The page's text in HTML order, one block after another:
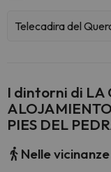
Telecadira del
I dintorni di LA
PIES DEL
Nelle vicinanze